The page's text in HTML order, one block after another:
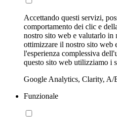
Accettando questi servizi,
comportamento dei clic e
nostro sito web e valutarlo in
ottimizzare il nostro sito web
l'esperienza complessiva
questo sito web utilizziamo i
Google Analytics, Clarity, A/
Funzionale